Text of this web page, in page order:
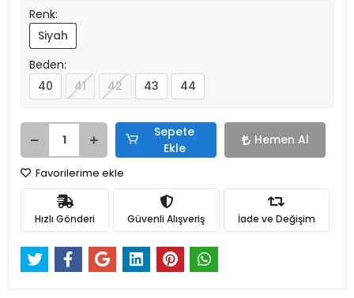
Renk:
Siyah
Beden:
40
41 42 43 44
Sepete
Ekle
Hemen Al
Favorilerime ekle
Hızlı Gönderi Güvenli Alışveriş İade ve Değişim